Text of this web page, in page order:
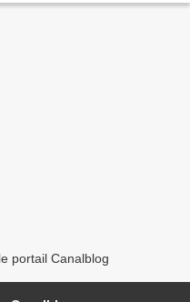
portail Canalblog